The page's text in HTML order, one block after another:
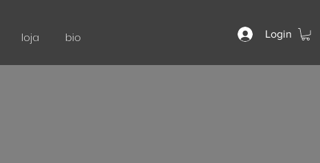
loja bio Login